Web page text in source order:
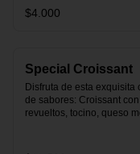
desayuno dulce y
$4.000
Special Croissant
Disfruta de esta exquisita
de sabores: Croissant
revueltos, tocino, queso